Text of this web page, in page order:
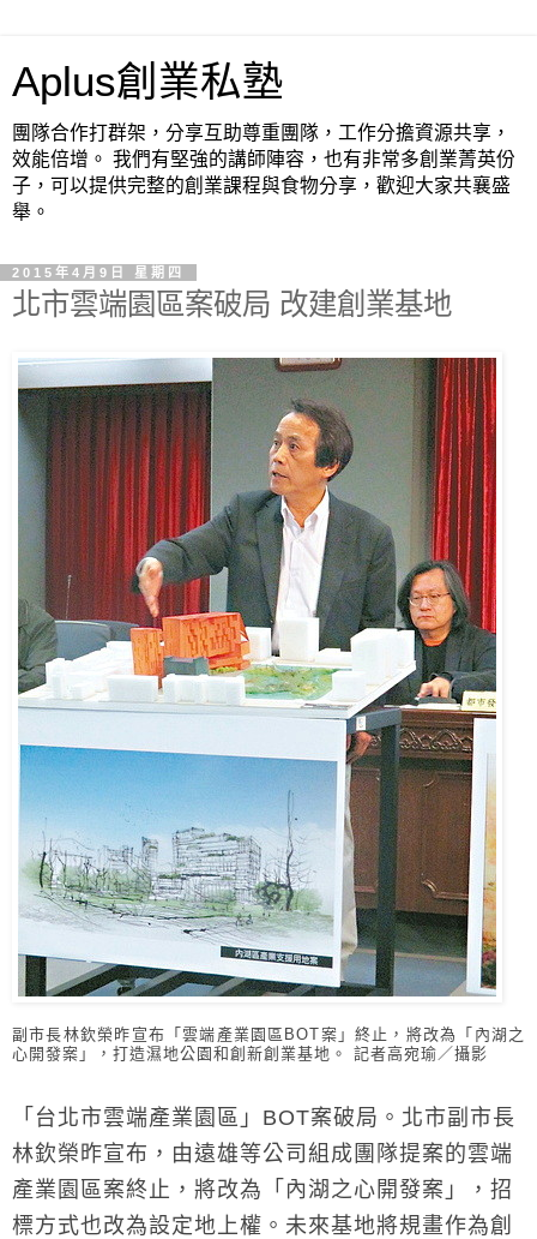
Aplus創業私塾
團隊合作打群架，分享互助尊重團隊，工作分擔資源共享，
效能倍增。 我們有堅強的講師陣容，也有非常多創業菁英份
子，可以提供完整的創業課程與食物分享，歡迎大家共襄盛
舉。
2015年4月9日 星期四
北市雲端園區案破局 改建創業基地
副市長林欽榮昨宣布「雲端產業園區BOT案」終止，將改為「內湖之
心開發案」，打造濕地公園和創新創業基地。 記者高宛瑜／攝影
「台北市雲端產業園區」BOT案破局。北市副市長
林欽榮昨宣布，由遠雄等公司組成團隊提案的雲端
產業園區案終止，將改為「內湖之心開發案」，招
標方式也改為設定地上權。未來基地將規畫作為創